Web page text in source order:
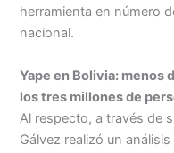
herramienta en número
nacional.
Yape en Bolivia: menos
los tres millones de
Al respecto, a través de
Gálvez realizó un